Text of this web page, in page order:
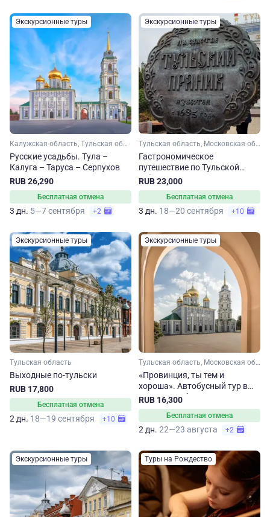
Экскурсионные туры
Калужская область, Тульская область, Московская область
Русские усадьбы. Тула –
Калуга – Таруса – Серпухов
RUB 26,290
Бесплатная отмена
3 дн. 5—7 сентября +2
Экскурсионные туры
Тульская область, Московская область
Гастрономическое
путешествие по Тульской
губернии
RUB 23,000
Бесплатная отмена
3 дн. 18—20 сентября +10
Экскурсионные туры
Тульская область
Выходные по-тульски
RUB 17,800
Бесплатная отмена
2 дн. 18—19 сентября +10
Экскурсионные туры
Тульская область, Московская область
«Провинция, ты тем и
хороша». Автобусный тур в
Тульскую область из Москвы
RUB 16,300
Бесплатная отмена
2 дн. 22—23 августа +2
Экскурсионные туры Туры на Рождество